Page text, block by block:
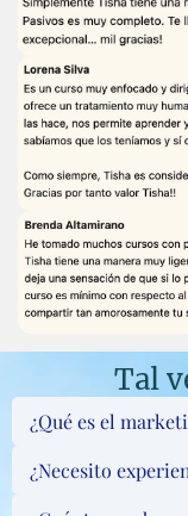
Tal
¿Qué es el
el sistema de
¿Necesito